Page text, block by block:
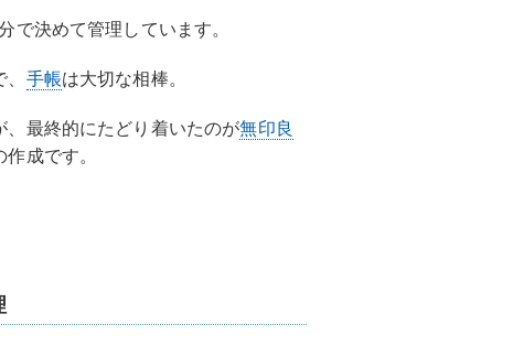
で決めて管理しています。
手帳は大切な相棒。
最終的にたどり着いたのが無印良
成です。